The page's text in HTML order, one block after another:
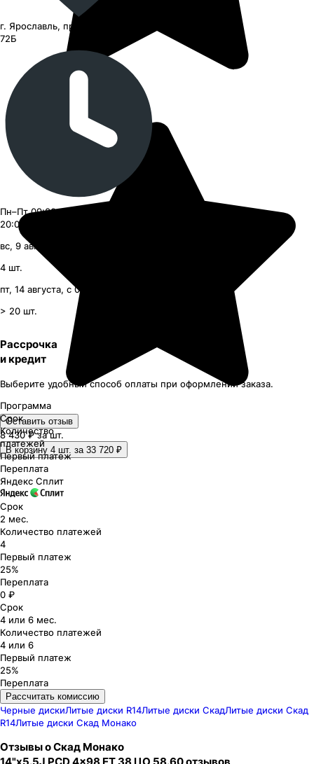
Оставить отзыв
8 430 ₽за шт.
В корзину 4 шт. за 33 720 ₽
г. Ярославль, проспект Октября,
72Б
Пн–Пт 09:00–21:00, Сб–Вс 09:00–
20:00
вс, 9 августа, с 09:00
4 шт.
пт, 14 августа, с 09:00
> 20 шт.
Рассрочка
и кредит
Выберите удобный способ оплаты при оформлении заказа.
Программа
Срок
Количество
платежей
Первый платеж
Переплата
Яндекс Сплит
Срок
2 мес.
Количество платежей
4
Первый платеж
25%
Переплата
0 ₽
Срок
4 или 6 мес.
Количество платежей
4 или 6
Первый платеж
25%
Переплата
Рассчитать комиссию
Черные дискиЛитые диски R14Литые диски СкадЛитые диски Скад
R14Литые диски Скад Монако
Отзывы оСкад Монако